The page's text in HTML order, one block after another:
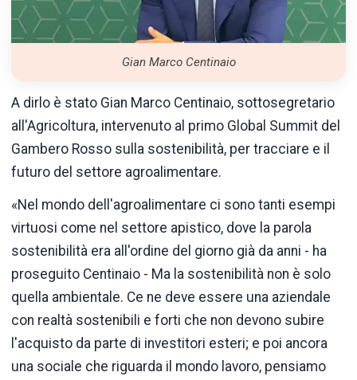
Gian Marco Centinaio
A dirlo è stato Gian Marco Centinaio, sottosegretario
all'Agricoltura, intervenuto al primo Global Summit del
Gambero Rosso sulla sostenibilità, per tracciare e il
futuro del settore agroalimentare.
«Nel mondo dell'agroalimentare ci sono tanti esempi
virtuosi come nel settore apistico, dove la parola
sostenibilità era all'ordine del giorno già da anni - ha
proseguito Centinaio - Ma la sostenibilità non è solo
quella ambientale. Ce ne deve essere una aziendale
con realtà sostenibili e forti che non devono subire
l'acquisto da parte di investitori esteri; e poi ancora
una sociale che riguarda il mondo lavoro, pensiamo